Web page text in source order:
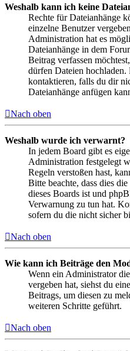
Weshalb kann ich keine
Rechte für Dateianhänge
einzelne Benutzer
Administration hat es
Dateianhänge in dem
Beitrag verfassen
dürfen Dateien
kontaktieren, falls du dir
Dateianhänge anfügen
Nach oben
Weshalb wurde ich verwarnt?
In jedem Board gibt es
Administration festgelegt
Regeln verstoßen hast,
Bitte beachte, dass dies
dieses Boards ist und
Verwarnung zu tun hat.
sofern du die nicht sicher
Nach oben
Wie kann ich Beiträge den
Wenn ein Administrator
vergeben hat, siehst du
Beitrags, um diesen zu
weiteren Schritte geführt.
Nach oben